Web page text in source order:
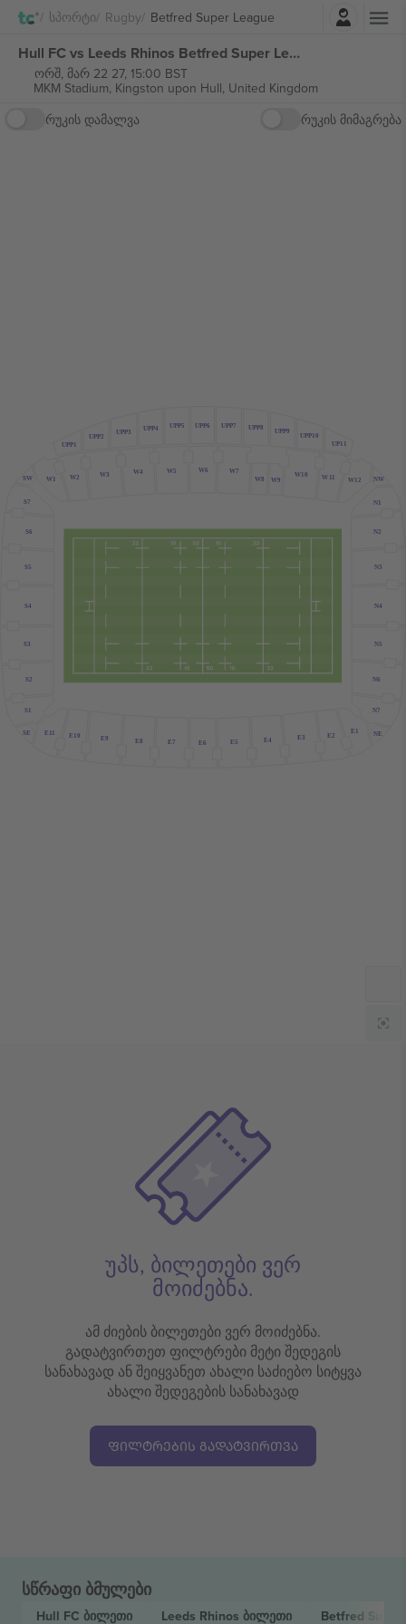
Სპორტი Rugby Betfred Super League
შესვლა
Hull FC vs Leeds Rhinos Betfred Super League ბილეთი
ორშ, მარ 22 27, 15:00 BST
MKM Stadium, Kingston upon Hull, United Kingdom
რუკის დამალვა
რუკის მიმაგრება
NW
W12
W
W10
W9
W8
W7
W6
W5
W4
W3
W2
W1
SW
NE
E1
E2
E3
E4
E5
E6
E7
E8
E9
E10
E 1 1
SE
UP11
UPP10
UPP9
UPP8
UPP7
UPP6
UPP5
UPP4
UPP3
UPP2
UPP1
N7
N6
N5
N4
N3
N2
N1
S1
S2
S3
S4
S5
S6
S7
უპს, ბილეთები ვერ
მოიძებნა.
ამ ძიების ბილეთები ვერ მოიძებნა.
გადატვირთეთ ფილტრები მეტი შედეგის
სანახავად ან შეიყვანეთ ახალი საძიებო სიტყვა
ახალი შედეგების სანახავად
ᲤᲘᲚᲢᲠᲔᲑᲘᲡ ᲒᲐᲓᲐᲢᲕᲘᲠᲗᲕᲐ
სწრაფი ბმულები
Hull FC ბილეთი Leeds Rhinos ბილეთი Betfred